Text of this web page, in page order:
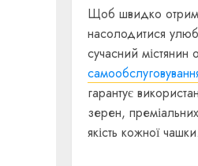
Щоб швидко
насолодитися
сучасний
гарантує
зерен, преміальних
якість кожної чашки.